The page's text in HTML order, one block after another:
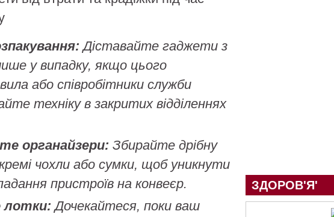
Діставайте гаджети з
у випадку, якщо цього
або співробітники служби
техніку в закритих відділеннях
органайзери: Збирайте дрібну
чохли або сумки, щоб уникнути
пристроїв на конвеєр.
Дочекайтеся, поки ваш
ЗДОРОВ'Я'